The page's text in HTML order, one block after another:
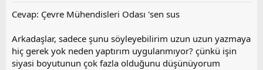
z
y
l
a
Cevap: Çevre Mühendisleri Odası 'sen sus
Arkadaşlar, sadece şunu söyleyebilirim uzun uzun yazmaya
hiç gerek yok neden yaptırım uygulanmıyor? çünkü işin
siyasi boyutunun çok fazla olduğunu düşünüyorum